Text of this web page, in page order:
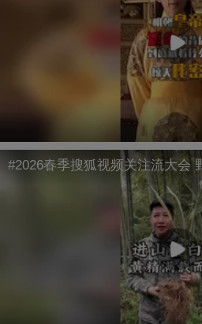
#2026春季搜狐视频关注流大会